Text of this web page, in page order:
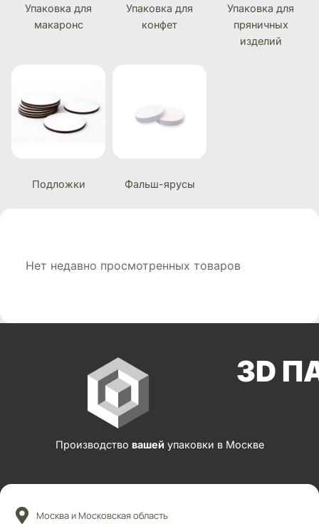
Упаковка для
макаронс
Упаковка для
конфет
Упаковка для
пряничных
изделий
Подложки Фальш-ярусы
Нет недавно просмотренных товаров
3D
Производство вашей упаковки в Москве
Москва и Московская область